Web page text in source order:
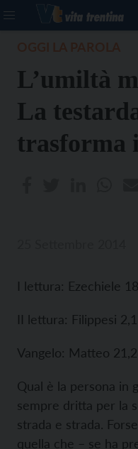
L’umiltà
La
trasforma
I lettura: Ezechiele
II lettura: Filippesi
Vangelo: Matteo
Qual è la persona in
sempre dritta per la
strada e strada.
quella che – se ha